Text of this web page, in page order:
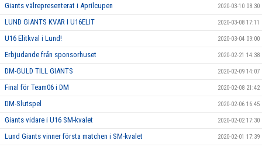
Giants välrepresenterat i Aprilcupen 2020-03-10 08:30
LUND GIANTS KVAR I U16ELIT 2020-03-08 17:11
U16 Elitkval i Lund! 2020-03-04 09:00
Erbjudande från sponsorhuset 2020-02-21 14:38
DM-GULD TILL GIANTS 2020-02-09 14:07
Final för Team06 i DM 2020-02-08 21:42
DM-Slutspel 2020-02-06 16:45
Giants vidare i U16 SM-kvalet 2020-02-02 17:30
Lund Giants vinner första matchen i SM-kvalet 2020-02-01 17:39